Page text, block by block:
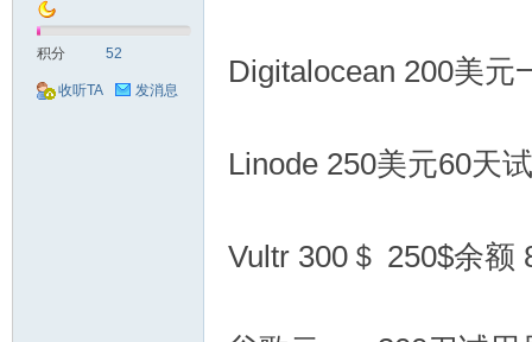
积分 52
收听TA 发消息
Digitalocean 200美元
Linode 250美元60天
Vultr 300＄ 250$余额